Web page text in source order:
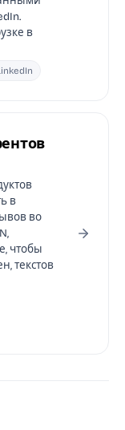
в
в
во
чтобы
текстов